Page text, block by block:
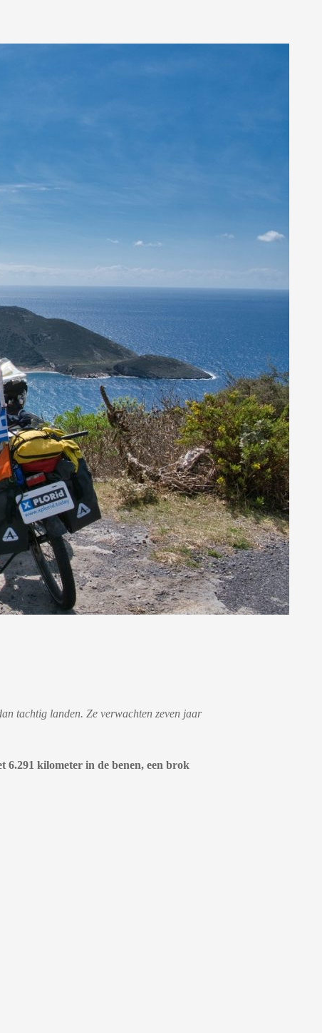
tachtig landen. Ze verwachten zeven jaar
6.291 kilometer in de benen, een brok